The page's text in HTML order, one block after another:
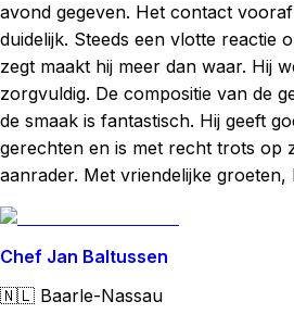
avond gegeven. Het contact
duidelijk. Steeds een vlotte reactie
zegt maakt hij meer dan waar. Hij
zorgvuldig. De compositie van de
de smaak is fantastisch. Hij geeft
gerechten en is met recht trots op
aanrader. Met vriendelijke
Chef Jan Baltussen
🇳🇱 Baarle-Nassau